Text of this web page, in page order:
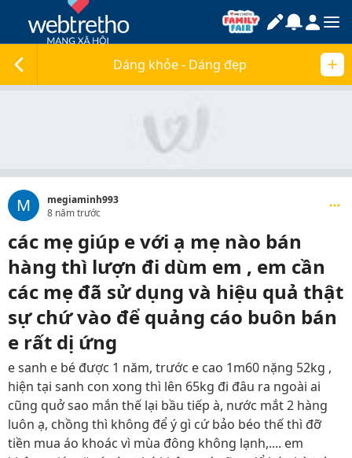
Dáng khỏe - Dáng đẹp
M
megiaminh993
8 năm trước
các mẹ giúp e với ạ mẹ nào bán
hàng thì lượn đi dùm em , em cần
các mẹ đã sử dụng và hiệu quả thật
sự chứ vào để quảng cáo buôn bán
e rất dị ứng
e sanh e bé được 1 năm, trước e cao 1m60 nặng 52kg ,
hiện tại sanh con xong thì lên 65kg đi đâu ra ngoài ai
cũng quở sao mắn thế lại bầu tiếp à, nước mắt 2 hàng
luôn ạ, chồng thì không để ý gì cứ bảo béo thế thì đỡ
tiền mua áo khoác vì mùa đông không lạnh,.... em